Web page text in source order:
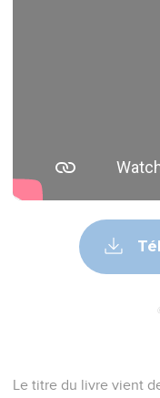
Le titre du livre vient